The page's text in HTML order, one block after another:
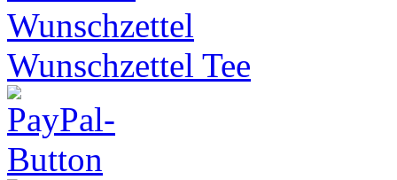
Wunschzettel Tee